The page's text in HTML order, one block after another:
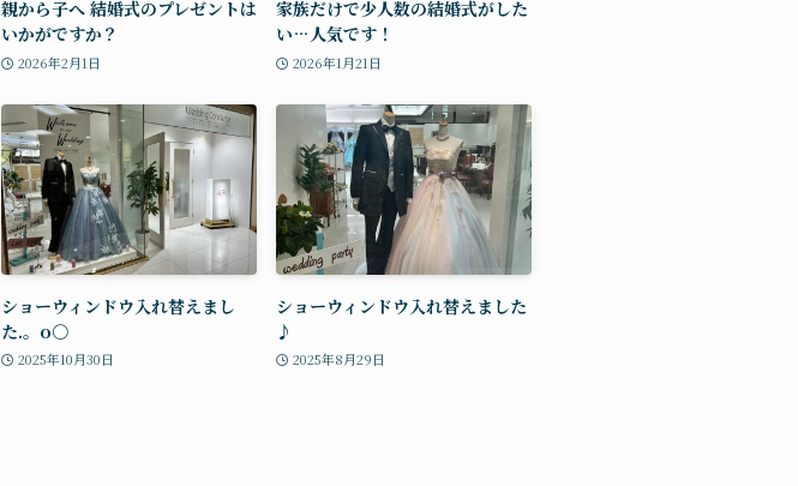
親から子へ 結婚式のプレゼントは
いかがですか？
2026年2月1日
家族だけで少人数の結婚式がした
い…人気です！
2026年1月21日
ショーウィンドウ入れ替えまし
た.。o○
2025年10月30日
ショーウィンドウ入れ替えました
♪
2025年8月29日